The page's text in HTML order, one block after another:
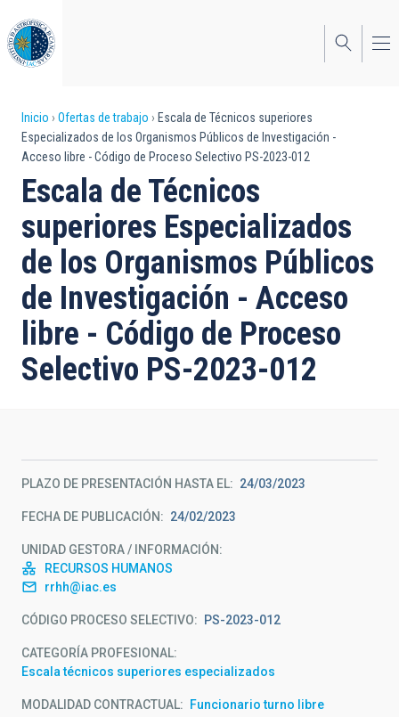
al
contenido
principal
Sobrescribir
enlaces
de
ayuda
a
la
navegación
Inicio Ofertas de trabajo
Escala de Técnicos superiores
Especializados de los Organismos Públicos de Investigación -
Acceso libre - Código de Proceso Selectivo PS-2023-012
Escala de Técnicos
superiores Especializados
de los Organismos Públicos
de Investigación - Acceso
libre - Código de Proceso
Selectivo PS-2023-012
PLAZO DE PRESENTACIÓN HASTA EL 24/03/2023
FECHA DE PUBLICACIÓN 24/02/2023
UNIDAD GESTORA / INFORMACIÓN
RECURSOS HUMANOS
rrhh@iac.es
CÓDIGO PROCESO SELECTIVO PS-2023-012
CATEGORÍA PROFESIONAL
Escala técnicos superiores especializados
MODALIDAD CONTRACTUAL Funcionario turno libre